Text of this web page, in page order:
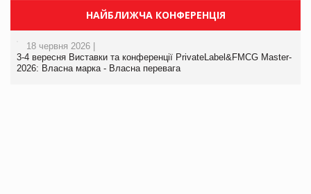
НАЙБЛИЖЧА КОНФЕРЕНЦІЯ
18 червня 2026 |
3-4 вересня Виставки та конференції PrivateLabel&FMCG Master-
2026: Власна марка - Власна перевага